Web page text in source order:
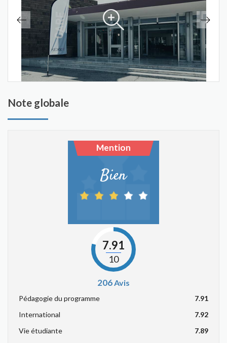
Note globale
Mention
Bien
7.91
10
206Avis
Pédagogie du programme
7.91
International
7.92
Vie étudiante
7.89